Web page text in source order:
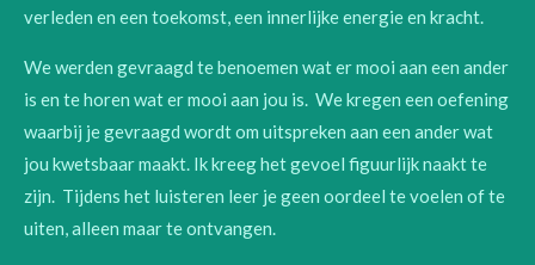
verleden en een toekomst, een innerlijke energie en kracht.
We werden gevraagd te benoemen wat er mooi aan een ander
is en te horen wat er mooi aan jou is. We kregen een oefening
waarbij je gevraagd wordt om uitspreken aan een ander wat
jou kwetsbaar maakt. Ik kreeg het gevoel figuurlijk naakt te
zijn. Tijdens het luisteren leer je geen oordeel te voelen of te
uiten, alleen maar te ontvangen.